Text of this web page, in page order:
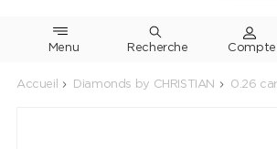
Menu Recherche
Accueil Diamonds by CHRISTIAN 0.26